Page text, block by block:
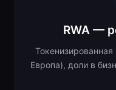
RWA —
Европа), доли в